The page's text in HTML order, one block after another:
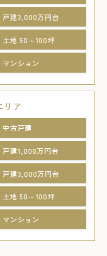
戸建3,000万円台
土地 50～100坪
マンション
リア
中古戸建
戸建1,000万円台
戸建3,000万円台
土地 50～100坪
マンション